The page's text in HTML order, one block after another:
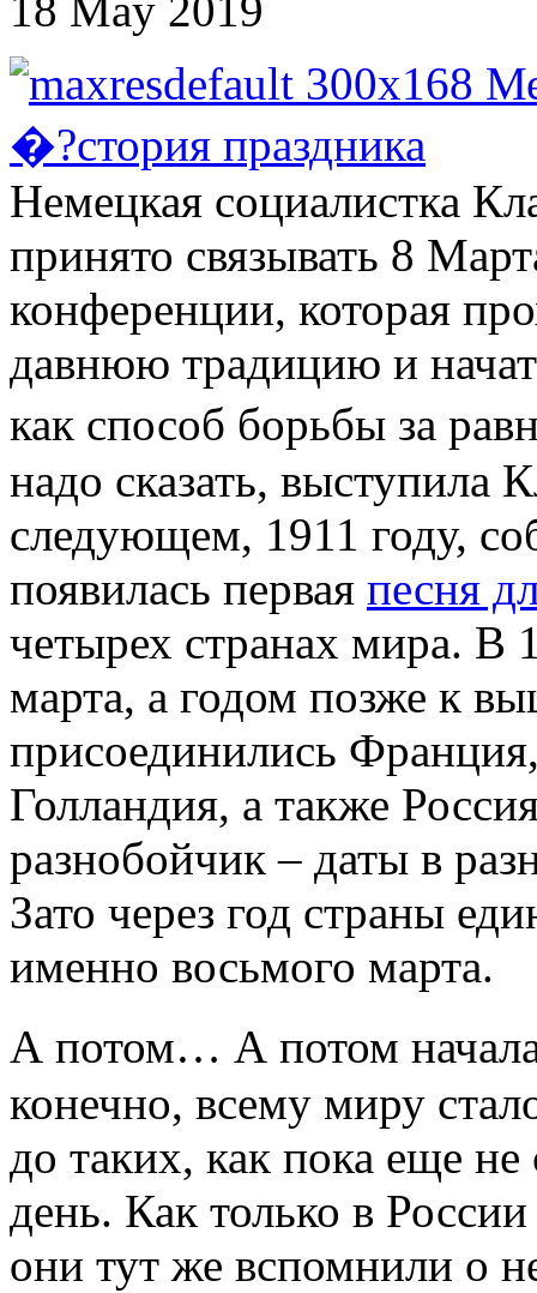
18 May 2019
Немецкая социалистка
принято связывать 8
конференции, которая
давнюю традицию и
как способ борьбы за
надо сказать, выступила
следующем, 1911 году,
появилась первая песня
четырех странах мира. В
марта, а годом позже к
присоединились
Голландия, а также
разнобойчик – даты в
Зато через год страны
именно восьмого марта.
А потом… А потом
конечно, всему миру
до таких, как пока еще
день. Как только в
они тут же вспомнили о